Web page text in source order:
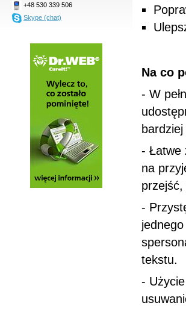
+48 530 339 506
Skype (chat)
Na co
- W
- Łatwe
na
-
tekstu.
-